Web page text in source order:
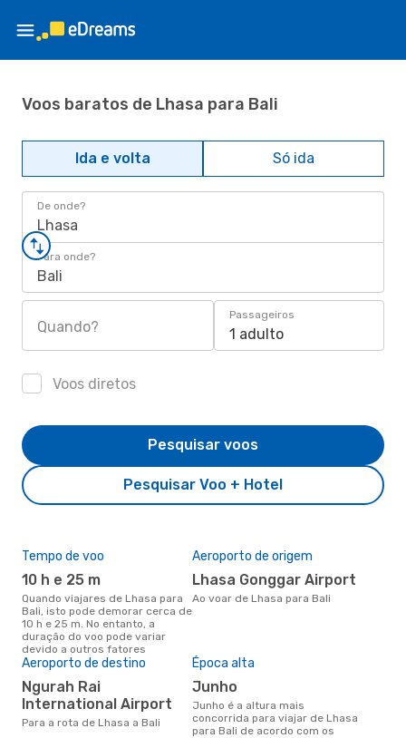
Voos baratos de Lhasa para Bali
Ida e volta Só ida
De onde?
Lhasa
Para onde?
Bali
Quando?
Passageiros
1 adulto
Voos diretos
Pesquisar Voo + Hotel
Pesquisar voos
Tempo de voo
10 h e 25 m
Quando viajares de Lhasa para
Bali, isto pode demorar cerca de
10 h e 25 m. No entanto, a
duração do voo pode variar
devido a outros fatores
Aeroporto de origem
Lhasa Gonggar Airport
Ao voar de Lhasa para Bali
Aeroporto de destino
Ngurah Rai
International Airport
Para a rota de Lhasa a Bali
Época alta
junho
junho é a altura mais
concorrida para viajar de Lhasa
para Bali de acordo com os